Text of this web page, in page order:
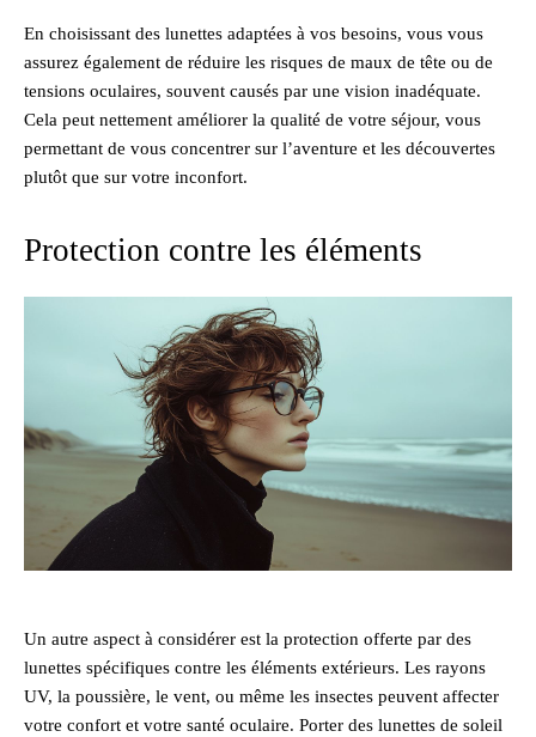
En choisissant des lunettes adaptées à vos besoins, vous vous
assurez également de réduire les risques de maux de tête ou de
tensions oculaires, souvent causés par une vision inadéquate.
Cela peut nettement améliorer la qualité de votre séjour, vous
permettant de vous concentrer sur l’aventure et les découvertes
plutôt que sur votre inconfort.
Protection contre les éléments
Un autre aspect à considérer est la protection offerte par des
lunettes spécifiques contre les éléments extérieurs. Les rayons
UV, la poussière, le vent, ou même les insectes peuvent affecter
votre confort et votre santé oculaire. Porter des lunettes de soleil